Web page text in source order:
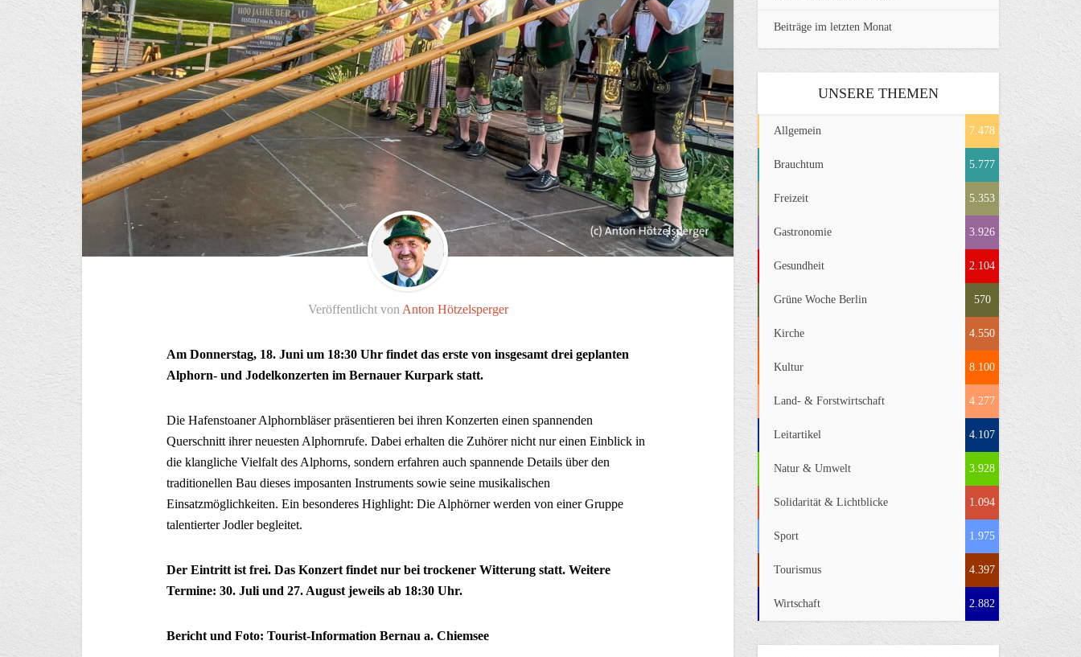
Veröffentlicht von Anton Hötzelsperger
Am Donnerstag, 18. Juni um 18:30 Uhr findet das erste von insgesamt drei geplanten
Alphorn- und Jodelkonzerten im Bernauer Kurpark statt.
Die Hafenstoaner Alphornbläser präsentieren bei ihren Konzerten einen spannenden
Querschnitt ihrer neuesten Alphornrufe. Dabei erhalten die Zuhörer nicht nur einen Einblick in
die klangliche Vielfalt des Alphorns, sondern erfahren auch spannende Details über den
traditionellen Bau dieses imposanten Instruments sowie seine musikalischen
Einsatzmöglichkeiten. Ein besonderes Highlight: Die Alphörner werden von einer Gruppe
talentierter Jodler begleitet.
Der Eintritt ist frei. Das Konzert findet nur bei trockener Witterung statt. Weitere
Termine: 30. Juli und 27. August jeweils ab 18:30 Uhr.
Bericht und Foto: Tourist-Information Bernau a. Chiemsee
Beiträge im letzten Monat
UNSERE THEMEN
Allgemein 7.478
Brauchtum 5.777
Freizeit 5.353
Gastronomie 3.926
Gesundheit 2.104
Grüne Woche Berlin 570
Kirche 4.550
Kultur 8.100
Land- & Forstwirtschaft 4.277
Leitartikel 4.107
Natur & Umwelt 3.928
Solidarität & Lichtblicke 1.094
Sport 1.975
Tourismus 4.397
Wirtschaft 2.882